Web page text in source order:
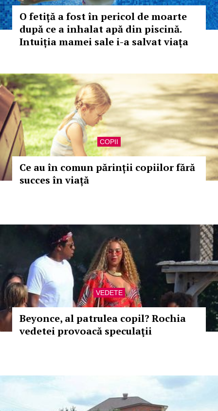
O fetiță a fost în pericol de moarte
după ce a inhalat apă din piscină.
Intuiția mamei sale i-a salvat viața
COPII
Ce au în comun părinții copiilor fără
succes în viață
VEDETE
Beyonce, al patrulea copil? Rochia
vedetei provoacă speculaţii